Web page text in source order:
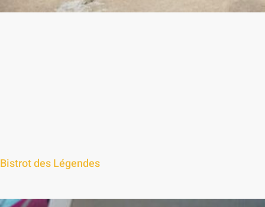
Bistrot des Légendes